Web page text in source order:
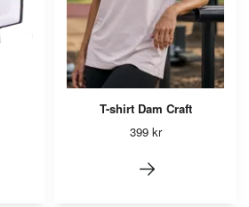
T-shirt Dam Craft
399 kr